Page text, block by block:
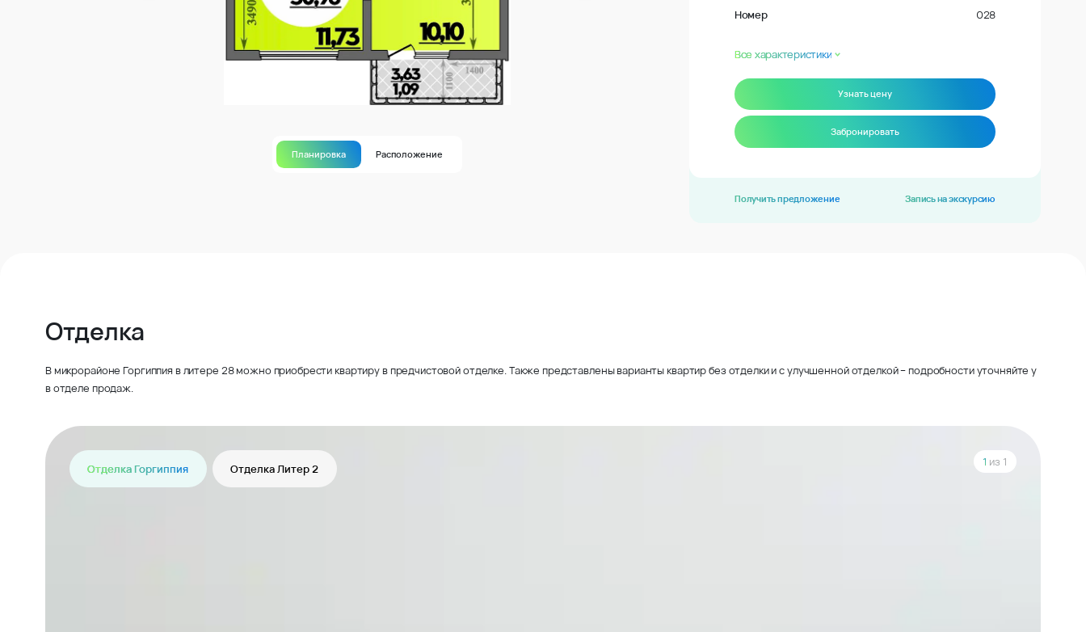
Планировка Расположение
Номер 028
Все характеристики
Узнать цену
Забронировать
Получить предложение Запись на экскурсию
Отделка
В микрорайоне Горгиппия в литере 28 можно приобрести квартиру в предчистовой отделке. Также представлены варианты квартир без отделки и с улучшенной отделкой – подробности уточняйте у
в отделе продаж.
Отделка Горгиппия Отделка Литер 2
1 из 1